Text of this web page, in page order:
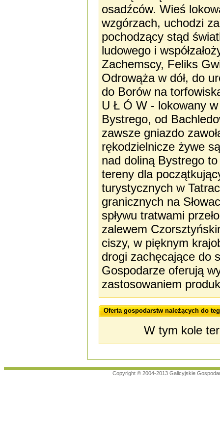
osadźców. Wieś
wzgórzach, uchodzi
pochodzący stąd
ludowego i
Zachemscy, Feliks
Odrowąża w dół, do
do Borów na
U Ł Ó W - lokowany
Bystrego, od
zawsze gniazdo
rękodzielnicze żywe
nad doliną Bystrego
tereny dla
turystycznych w
granicznych na
spływu tratwami
zalewem
ciszy, w pięknym
drogi zachęcające do
Gospodarze oferują
zastosowaniem
Oferta gospodarstw należących do
W tym kole
Copyright © 2004-2013 Galicyjskie